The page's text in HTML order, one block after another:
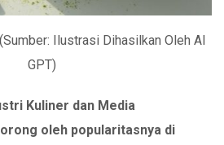
Ilustrasi Dihasilkan Oleh AI
GPT)
Kuliner dan Media
oleh popularitasnya di